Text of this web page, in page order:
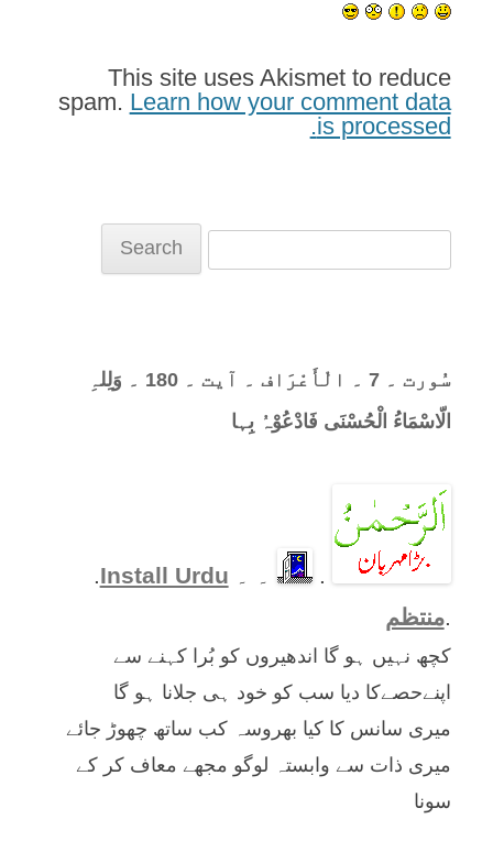
This site uses Akismet to reduce
spam. Learn how your comment data
is processed.
سُورت ۔ 7 ۔ الْأَعْرَاف ۔ آیت ۔ 180 ۔ وَلِلہِ
الّاسْمَاءُ الْحُسْنَی فَادْعُوْہُ بِہا
. ۔ ۔ Install Urdu
.
.منتظم
کچھ نہیں ہو گا اندھیروں کو بُرا کہنے سے
اپنےحصےکا دیا سب کو خود ہی جلانا ہو گا
میری سانس کا کیا بھروسہ کب ساتھ چھوڑ جائے
میری ذات سے وابستہ لوگو مجھے معاف کر کے
سونا